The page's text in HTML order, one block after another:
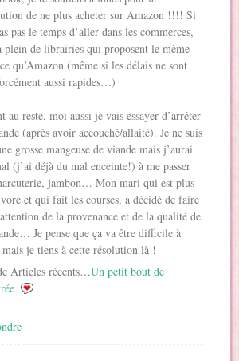
de ne plus acheter sur Amazon !!!! Si
pas le temps d’aller dans les commerces,
plein de librairies qui proposent le même
qu’Amazon (même si les délais ne sont
aussi rapides…)
au reste, moi aussi je vais essayer d’arrêter
(après avoir accouché/allaité). Je ne suis
grosse mangeuse de viande mais j’aurai
(j’ai déjà du mal enceinte!) à me passer
jambon… Mon mari qui est plus
et qui fait les courses, a décidé de faire
de la provenance et de la qualité de
Je pense que ça va être difficile à
je tiens à cette résolution là !
Articles récents…Un petit bout de